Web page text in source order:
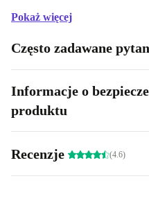
Pokaż więcej
Często zadawane
Informacje o
produktu
Recenzje (4.6)